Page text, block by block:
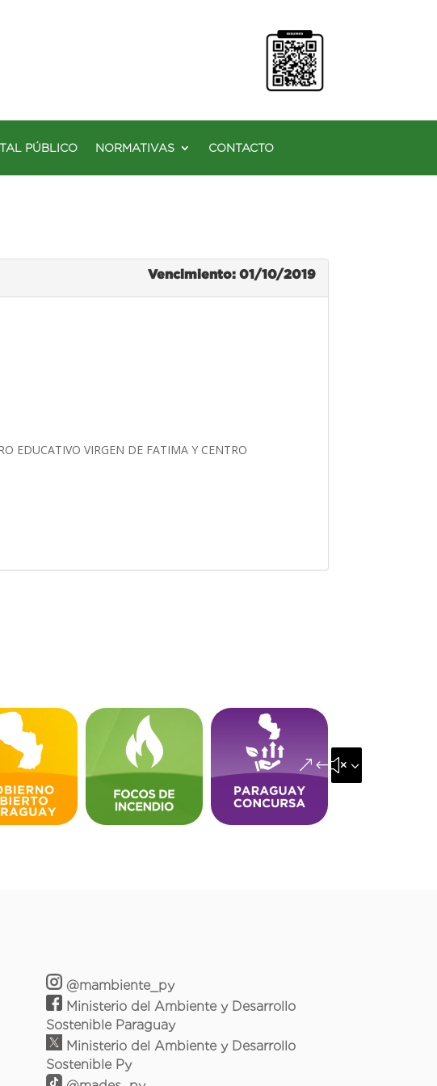
PÚBLICO NORMATIVAS CONTACTO
Vencimiento: 01/10/2019
EDUCATIVO VIRGEN DE FATIMA Y CENTRO
&#x35;
@mambiente_py
Ministerio del Ambiente y Desarrollo
Sostenible Paraguay
Ministerio del Ambiente y Desarrollo
Sostenible Py